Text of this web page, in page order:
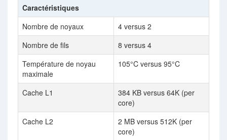
Caractéristiques
Nombre de noyaux
4 versus 2
Nombre de fils
8 versus 4
Température de noyau
maximale
105°C versus 95°C
Cache L1
384 KB versus 64K (per
core)
Cache L2
2 MB versus 512K (per
core)